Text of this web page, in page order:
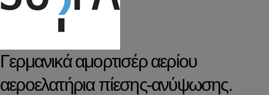
Γερμανικά αμορτισέρ αερίου
αεροελατήρια πίεσης-ανύψωσης.